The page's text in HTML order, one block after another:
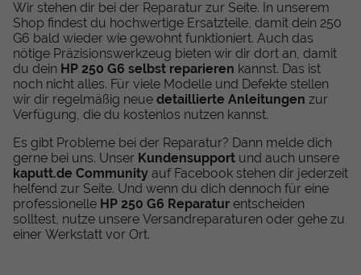
Wir stehen dir bei der Reparatur zur Seite. In unserem
Shop findest du hochwertige Ersatzteile, damit dein 250
G6 bald wieder wie gewohnt funktioniert. Auch das
nötige Präzisionswerkzeug bieten wir dir dort an, damit
du dein HP 250 G6 selbst reparieren kannst. Das ist
noch nicht alles. Für viele Modelle und Defekte stellen
wir dir regelmäßig neue detaillierte Anleitungen zur
Verfügung, die du kostenlos nutzen kannst.
Es gibt Probleme bei der Reparatur? Dann melde dich
gerne bei uns. Unser Kundensupport und auch unsere
kaputt.de Community auf Facebook stehen dir jederzeit
helfend zur Seite. Und wenn du dich dennoch für eine
professionelle HP 250 G6 Reparatur entscheiden
solltest, nutze unsere Versandreparaturen oder gehe zu
einer Werkstatt vor Ort.